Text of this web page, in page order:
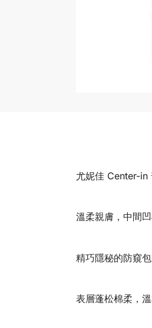
尤妮佳 Center-in
溫柔親膚，中間凹
精巧隱秘的防窺
表層蓬松棉柔，溫